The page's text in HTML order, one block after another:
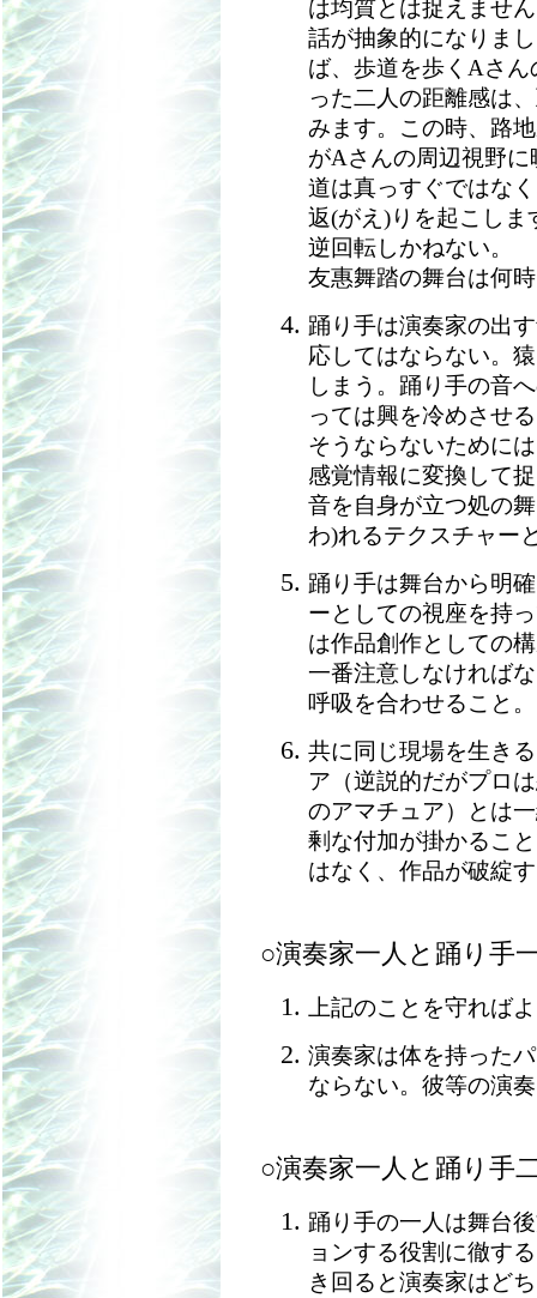
は均質とは捉えませ
話が抽象的になりま
ば、歩道を歩くAさ
った二人の距離感は
みます。この時、路
がAさんの周辺視野
道は真っすぐではな
返(がえ)りを起こし
逆回転しかねない。
友惠舞踏の舞台は何
踊り手は演奏家の出
応してはならない。
しまう。踊り手の音
っては興を冷めさせ
そうならないために
感覚情報に変換して
音を自身が立つ処の
わ)れるテクスチャー
踊り手は舞台から明
ーとしての視座を持
は作品創作としての
一番注意しなければ
呼吸を合わせること。
共に同じ現場を生き
ア（逆説的だがプロ
のアマチュア）とは
剰な付加が掛かるこ
はなく、作品が破綻
○演奏家一人と踊り手
上記のことを守れば
演奏家は体を持った
ならない。彼等の演
○演奏家一人と踊り手
踊り手の一人は舞台
ョンする役割に徹す
き回ると演奏家はど